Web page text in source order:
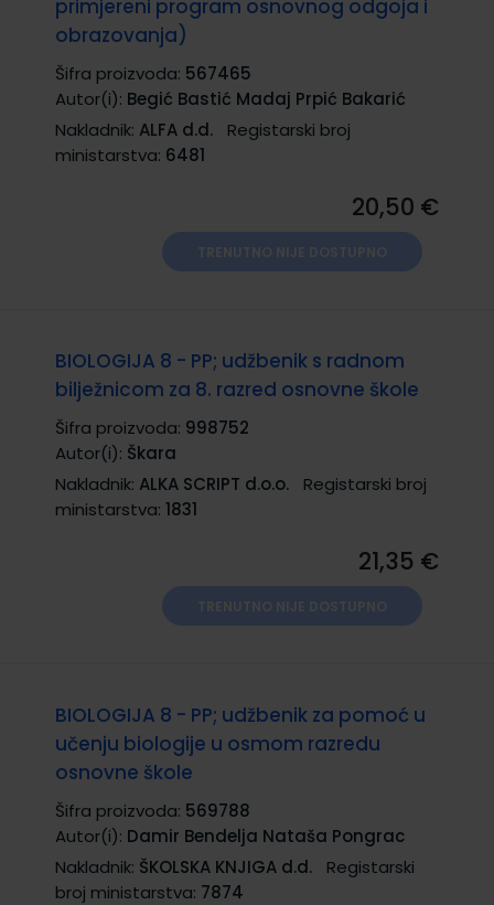
primjereni program osnovnog odgoja i
obrazovanja)
Šifra proizvoda: 567465
Autor(i): Begić Bastić Madaj Prpić Bakarić
Nakladnik: ALFA d.d.
Registarski broj
ministarstva: 6481
20,50 €
BIOLOGIJA 8 - PP; udžbenik s radnom
bilježnicom za 8. razred osnovne škole
Šifra proizvoda: 998752
Autor(i): Škara
Nakladnik: ALKA SCRIPT d.o.o.
Registarski broj
ministarstva: 1831
21,35 €
BIOLOGIJA 8 - PP; udžbenik za pomoć u
učenju biologije u osmom razredu
osnovne škole
Šifra proizvoda: 569788
Autor(i): Damir Bendelja Nataša Pongrac
Nakladnik: ŠKOLSKA KNJIGA d.d.
Registarski
broj ministarstva: 7874